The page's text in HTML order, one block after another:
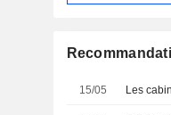
15/05